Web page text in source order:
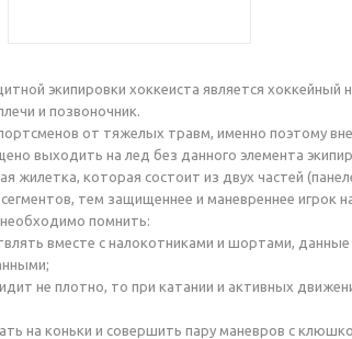
экипировки хоккеиста является хоккейный
и позвоночник.
от тяжелых травм, именно поэтому
выходить на лед без данного элемента
жилетка, которая состоит из двух частей
тем защищеннее и маневреннее игрок
помнить:
вместе с налокотниками и шортами,
не плотно, то при катании и активных
на коньки и совершить пару маневров с